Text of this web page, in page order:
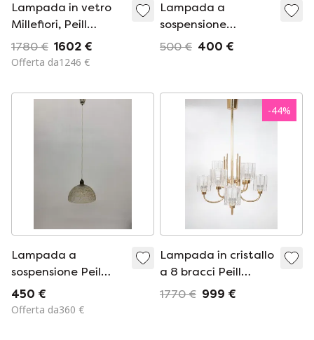
Lampada in vetro
Millefiori, Peill
&amp; Putzler,
metà secolo,
&#39;70 -
1780 € 1602 €
Offerta da1246 €
Lampada a
sospensione
Peill&amp;Putzler
500 € 400 €
Lampada a
sospensione Peil
&amp; Putzler -
anni &#39;70
450 €
Offerta da360 €
-44%
Lampada in cristallo
a 8 bracci Peill
&amp; Putzler
1770 € 999 €